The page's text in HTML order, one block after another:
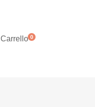
Carrello0